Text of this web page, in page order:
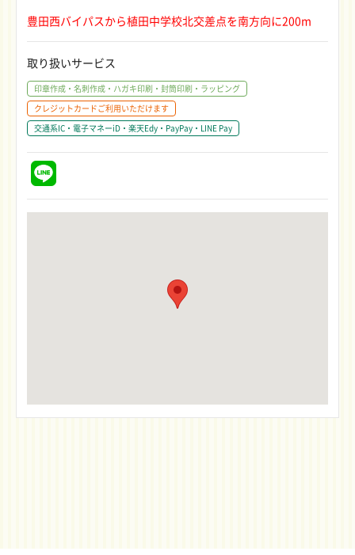
豊田西バイパスから植田中学校北交差点を南方向に200m
取り扱いサービス
印章作成・名刺作成・ハガキ印刷・封筒印刷・ラッピング
クレジットカードご利用いただけます
交通系IC・電子マネーiD・楽天Edy・PayPay・LINE Pay